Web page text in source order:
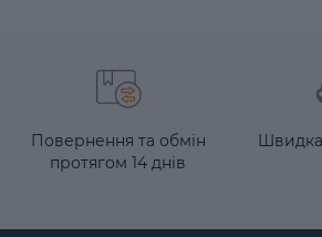
Повернення та обмін
протягом 14 днів
Швидка